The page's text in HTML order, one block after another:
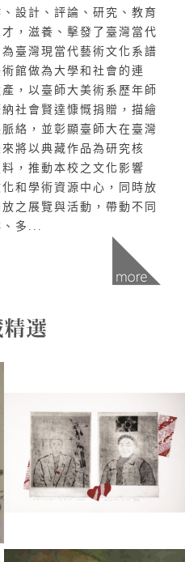
設計、評論、研究、教育
，滋養、擊發了臺灣當代
臺灣現當代藝術文化系譜
館做為大學和社會的連
，以臺師大美術系歷年師
社會賢達慷慨捐贈，描繪
絡，並彰顯臺師大在臺灣
將以典藏作品為研究核
，推動本校之文化影響
和學術資源中心，同時放
之展覽與活動，帶動不同
、多...